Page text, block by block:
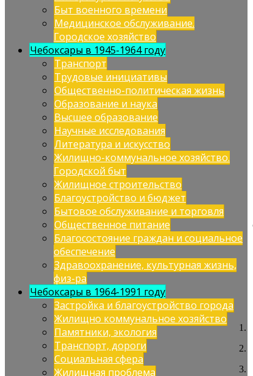
Быт военного времени
Медицинское обслуживание.
Городское хозяйство
Чебоксары в 1945-1964 году
Транспорт
Трудовые инициативы
Общественно-политическая жизнь
Образование и наука
Высшее образование
Научные исследования
Литература и искусство
Жилищно-коммунальное хозяйство.
Городской быт
Жилищное строительство
Благоустройство и бюджет
Бытовое обслуживание и торговля
Общественное питание
Благосостояние граждан и социальное
обеспечение
Здравоохранение, культурная жизнь,
физ-ра
Чебоксары в 1964-1991 году
Застройка и благоустройство города
Жилищно коммунальное хозяйство
Памятники, экология
Транспорт, дороги
Социальная сфера
Жилищная проблема
1.
2.
3.